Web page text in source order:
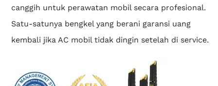
canggih untuk perawatan mobil secara profesional.
Satu-satunya bengkel yang berani garansi uang
kembali jika AC mobil tidak dingin setelah di service.